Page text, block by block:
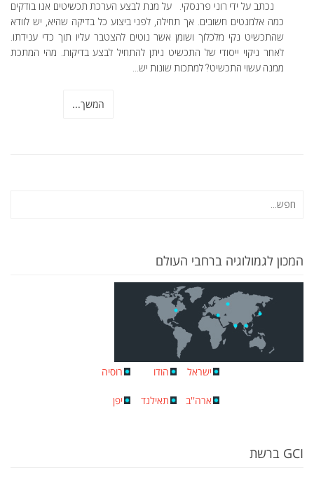
נכתב על ידי רוני פרנסקי. על מנת לבצע הערכת תכשיטים אנו בודקים
כמה אלמנטים חשובים. אך תחילה, לפני ביצוע כל בדיקה שהיא, יש לוודא
שהתכשיט נקי מלכלוך ושומן אשר נוטים להצטבר עליו תוך כדי ענידתו.
לאחר ניקוי ייסודי של התכשיט ניתן להתחיל לבצע בדיקות. מהי המתכת
ממנה עשוי התכשיט? למתכות שונות יש...
המשך...
המכון לגמולוגיה ברחבי העולם
ישראל הודו רוסיה
ארה''ב תאילנד יפן
GCI ברשת